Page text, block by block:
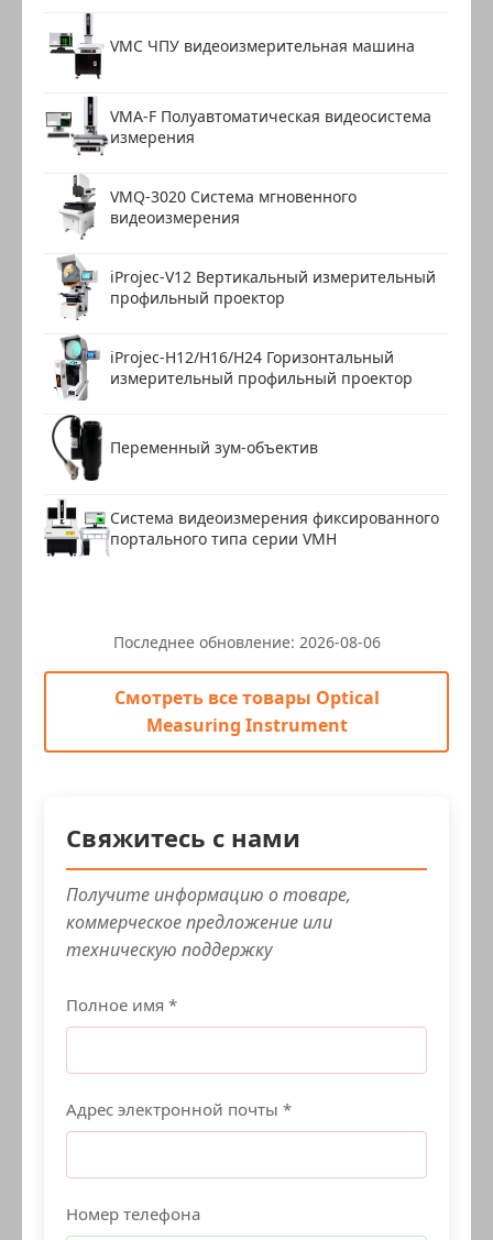
VMC ЧПУ видеоизмерительная машина
VMA-F Полуавтоматическая видеосистема
измерения
VMQ-3020 Система мгновенного
видеоизмерения
iProjec-V12 Вертикальный измерительный
профильный проектор
iProjec-H12/H16/H24 Горизонтальный
измерительный профильный проектор
Переменный зум-объектив
Система видеоизмерения фиксированного
портального типа серии VMH
Последнее обновление: 2026-08-06
Смотреть все товары Optical
Measuring Instrument
Свяжитесь с нами
Получите информацию о товаре,
коммерческое предложение или
техническую поддержку
Полное имя *
Адрес электронной почты *
Номер телефона